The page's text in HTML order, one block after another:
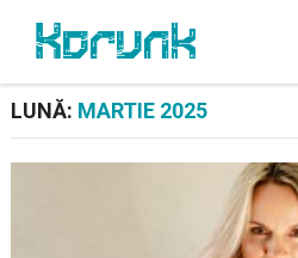
LUNĂ: MARTIE 2025